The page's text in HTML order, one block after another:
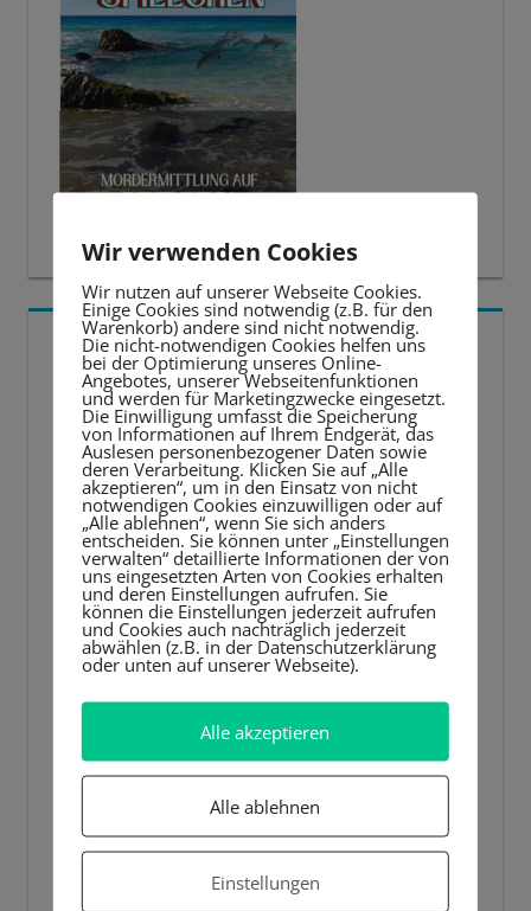
5 BESTE LERNTIPPS
Video-
Player
Wir verwenden Cookies
Wir nutzen auf unserer Webseite Cookies.
Einige Cookies sind notwendig (z.B. für den
Warenkorb) andere sind nicht notwendig.
Die nicht-notwendigen Cookies helfen uns
bei der Optimierung unseres Online-
Angebotes, unserer Webseitenfunktionen
und werden für Marketingzwecke eingesetzt.
Die Einwilligung umfasst die Speicherung
von Informationen auf Ihrem Endgerät, das
Auslesen personenbezogener Daten sowie
deren Verarbeitung. Klicken Sie auf „Alle
akzeptieren“, um in den Einsatz von nicht
notwendigen Cookies einzuwilligen oder auf
„Alle ablehnen“, wenn Sie sich anders
entscheiden. Sie können unter „Einstellungen
verwalten“ detaillierte Informationen der von
uns eingesetzten Arten von Cookies erhalten
und deren Einstellungen aufrufen. Sie
können die Einstellungen jederzeit aufrufen
und Cookies auch nachträglich jederzeit
abwählen (z.B. in der Datenschutzerklärung
oder unten auf unserer Webseite).
Alle akzeptieren
Alle ablehnen
Einstellungen